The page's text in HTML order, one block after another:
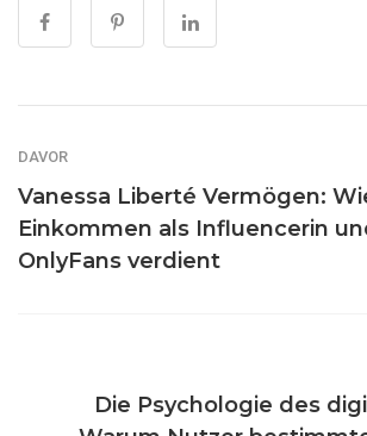
DAVOR
Vanessa Liberté Vermögen:
Einkommen als Influencerin
OnlyFans verdient
Die Psychologie des